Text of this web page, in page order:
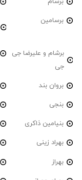
برسامین
برشام و علیرضا جی
جی
بروان بند
بنجی
بنیامین ذاکری
بهراد زینی
بهراز